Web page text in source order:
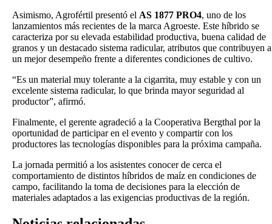
Asimismo, Agrofértil presentó el AS 1877 PRO4, uno de los
lanzamientos más recientes de la marca Agroeste. Este híbrido se
caracteriza por su elevada estabilidad productiva, buena calidad de
granos y un destacado sistema radicular, atributos que contribuyen a
un mejor desempeño frente a diferentes condiciones de cultivo.
“Es un material muy tolerante a la cigarrita, muy estable y con un
excelente sistema radicular, lo que brinda mayor seguridad al
productor”, afirmó.
Finalmente, el gerente agradeció a la Cooperativa Bergthal por la
oportunidad de participar en el evento y compartir con los
productores las tecnologías disponibles para la próxima campaña.
La jornada permitió a los asistentes conocer de cerca el
comportamiento de distintos híbridos de maíz en condiciones de
campo, facilitando la toma de decisiones para la elección de
materiales adaptados a las exigencias productivas de la región.